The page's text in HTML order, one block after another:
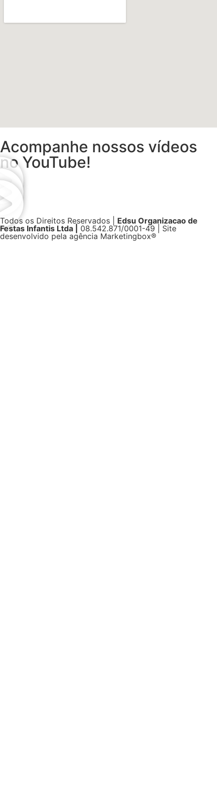
Acompanhe nossos vídeos
no YouTube!
Todos os Direitos Reservados | Edsu Organizacao de
Festas Infantis Ltda |
08.542.871/0001-49 | Site
desenvolvido pela agência Marketingbox®